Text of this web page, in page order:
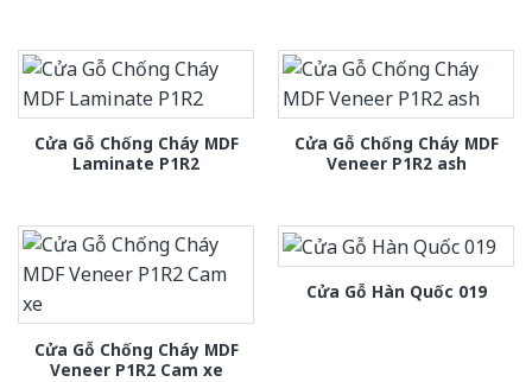
Cửa Gỗ Chống Cháy MDF
Laminate P1R2
Cửa Gỗ Chống Cháy MDF
Veneer P1R2 ash
Cửa Gỗ Chống Cháy MDF
Veneer P1R2 Cam xe
Cửa Gỗ Hàn Quốc 019